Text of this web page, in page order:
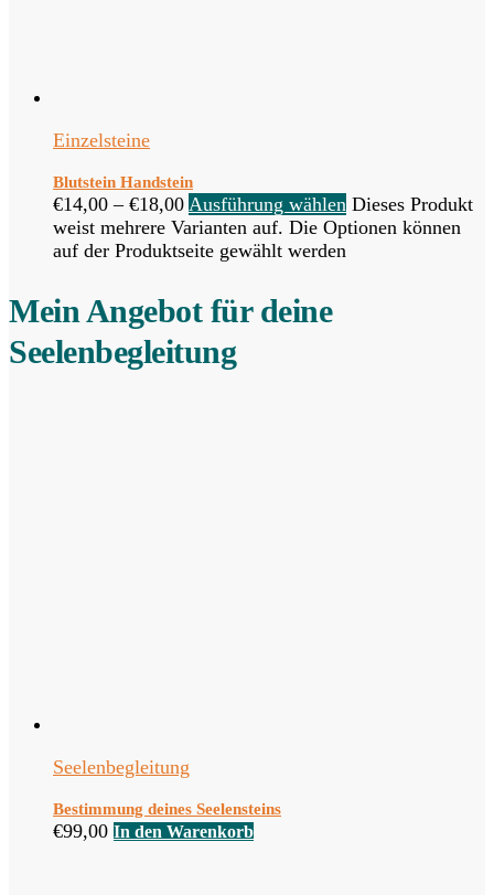
Einzelsteine
Blutstein Handstein
€14,00 – €18,00 Ausführung wählen Dieses Produkt
weist mehrere Varianten auf. Die Optionen können
auf der Produktseite gewählt werden
Mein Angebot für deine
Seelenbegleitung
Seelenbegleitung
Bestimmung deines Seelensteins
€99,00 In den Warenkorb